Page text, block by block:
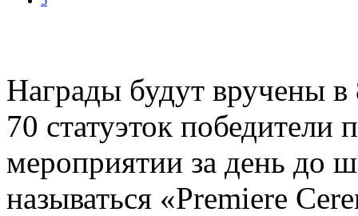
Награды будут вручены в
70 статуэток победители
мероприятии за день до
называться «Premiere